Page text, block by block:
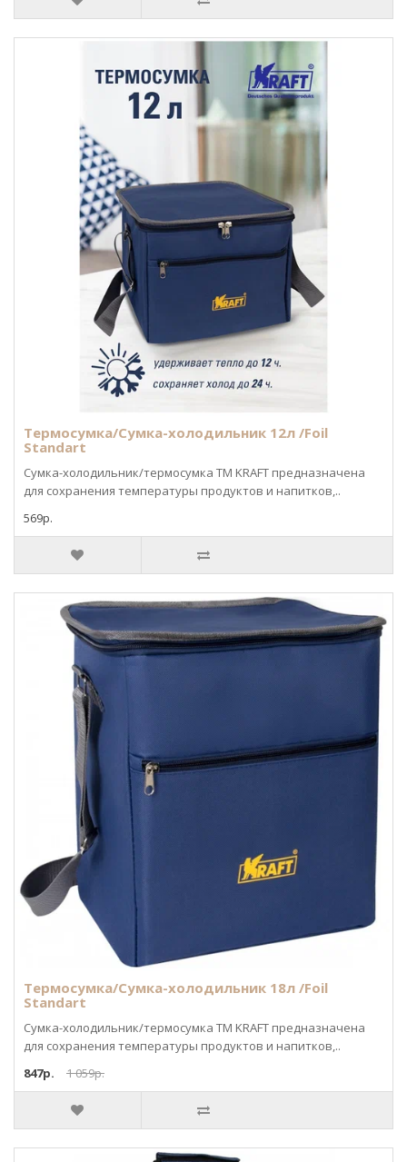
Термосумка/Сумка-холодильник 12л /Foil
Standart
Сумка-холодильник/термосумка ТМ KRAFT предназначена
для сохранения температуры продуктов и напитков,..
569р.
Термосумка/Сумка-холодильник 18л /Foil
Standart
Сумка-холодильник/термосумка ТМ KRAFT предназначена
для сохранения температуры продуктов и напитков,..
847р.
1 059р.